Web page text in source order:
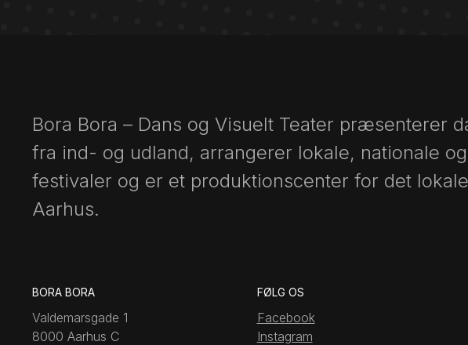
Bora Bora – Dans og Visuelt Teater præsenterer
fra ind- og udland, arrangerer lokale, nationale
festivaler og er et produktionscenter for det
Aarhus.
BORA BORA
Valdemarsgade 1
8000 Aarhus C
FØLG OS
Facebook
Instagram